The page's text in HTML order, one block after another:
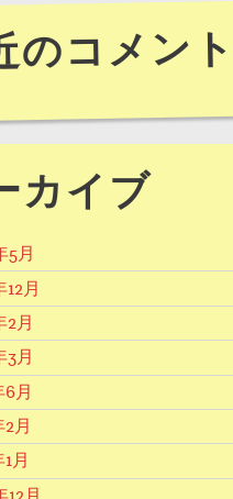
のコメント
カイブ
5月
12月
2月
3月
6月
2月
月